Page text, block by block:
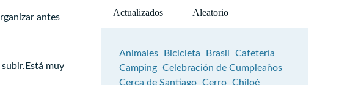
antes
muy
Actualizados Aleatorio
Animales Bicicleta Brasil
Cafetería
Camping Celebración de Cumpleaños
Cerca de Santiago Cerro Chiloé